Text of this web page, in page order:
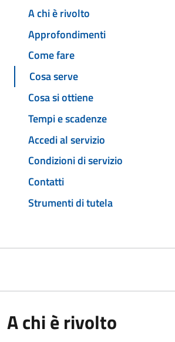
A chi è rivolto
Approfondimenti
Come fare
Cosa serve
Cosa si ottiene
Tempi e scadenze
Accedi al servizio
Condizioni di servizio
Contatti
Strumenti di tutela
A chi è rivolto